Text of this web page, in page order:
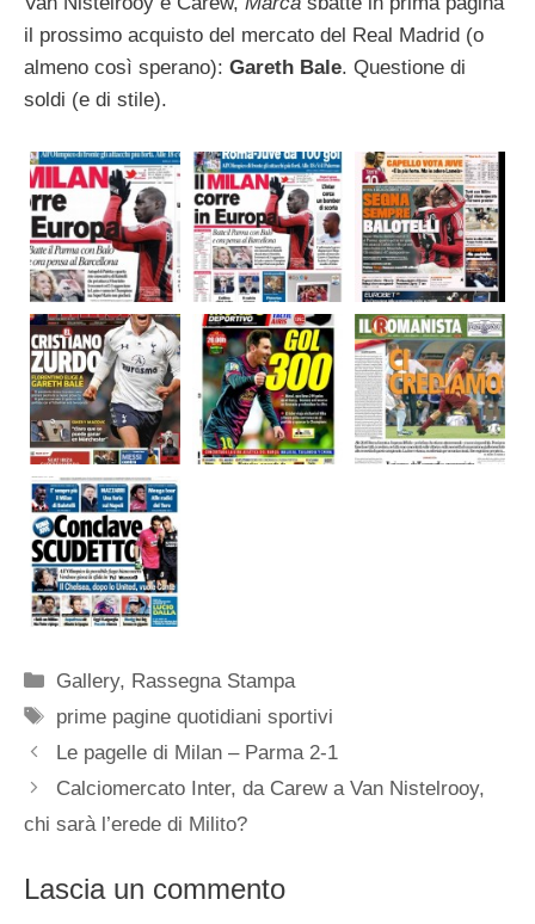
il prossimo acquisto del mercato del Real Madrid (o
almeno così sperano): Gareth Bale. Questione di
soldi (e di stile).
Categorie
Gallery, Rassegna Stampa
Tag
prime pagine quotidiani sportivi
Le pagelle di Milan – Parma 2-1
Calciomercato Inter, da Carew a Van Nistelrooy,
chi sarà l’erede di Milito?
Lascia un commento